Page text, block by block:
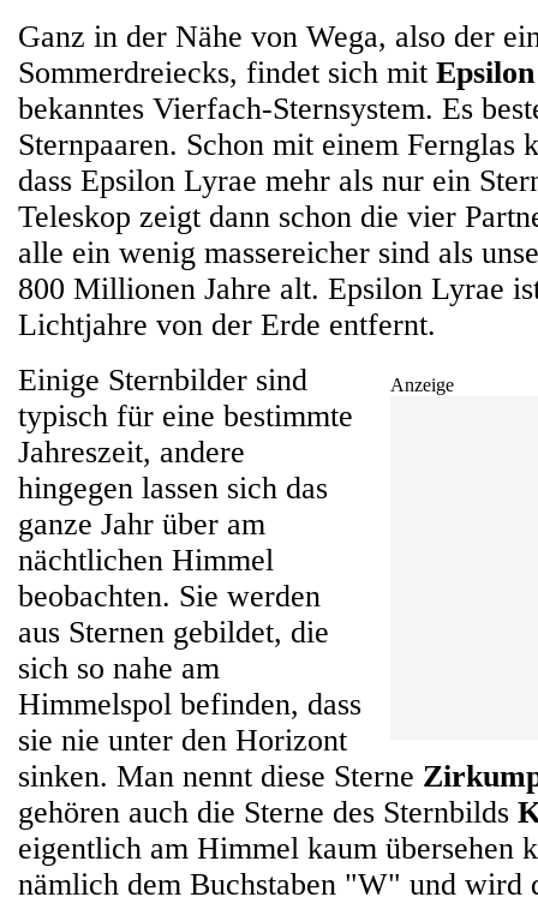
Ganz in der Nähe von Wega, also der
Sommerdreiecks, findet sich mit
bekanntes Vierfach-Sternsystem. Es
Sternpaaren. Schon mit einem Fernglas
dass Epsilon Lyrae mehr als nur ein
Teleskop zeigt dann schon die vier
alle ein wenig massereicher sind als
800 Millionen Jahre alt. Epsilon Lyrae
Lichtjahre von der Erde entfernt.
Anzeige
Einige Sternbilder sind
typisch für eine bestimmte
Jahreszeit, andere
hingegen lassen sich das
ganze Jahr über am
nächtlichen Himmel
beobachten. Sie werden
aus Sternen gebildet, die
sich so nahe am
Himmelspol befinden, dass
sie nie unter den Horizont
sinken. Man nennt diese Sterne
gehören auch die Sterne des Sternbilds
eigentlich am Himmel kaum übersehen
nämlich dem Buchstaben "W" und wird